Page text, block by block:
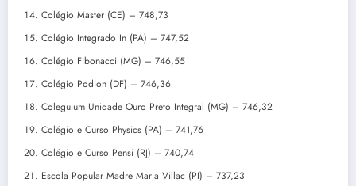
Colégio Master (CE) – 748,73
Colégio Integrado In (PA) – 747,52
Colégio Fibonacci (MG) – 746,55
Colégio Podion (DF) – 746,36
Coleguium Unidade Ouro Preto Integral (MG) – 746,32
Colégio e Curso Physics (PA) – 741,76
Colégio e Curso Pensi (RJ) – 740,74
Escola Popular Madre Maria Villac (PI) – 737,23